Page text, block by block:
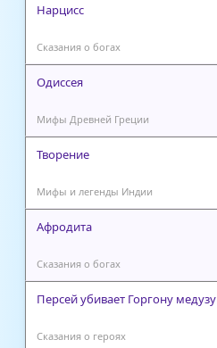
Нарцисс
Сказания о богах
Одиссея
Мифы Древней Греции
Творение
Мифы и легенды Индии
Афродита
Сказания о богах
Персей убивает Горгону медузу
Сказания о героях